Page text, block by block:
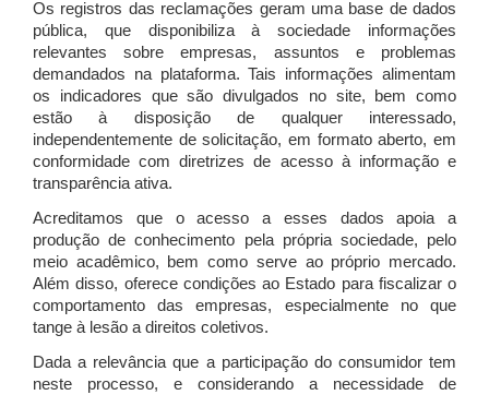
Os registros das reclamações geram uma base de dados
pública, que disponibiliza à sociedade informações
relevantes sobre empresas, assuntos e problemas
demandados na plataforma. Tais informações alimentam
os indicadores que são divulgados no site, bem como
estão à disposição de qualquer interessado,
independentemente de solicitação, em formato aberto, em
conformidade com diretrizes de acesso à informação e
transparência ativa.
Acreditamos que o acesso a esses dados apoia a
produção de conhecimento pela própria sociedade, pelo
meio acadêmico, bem como serve ao próprio mercado.
Além disso, oferece condições ao Estado para fiscalizar o
comportamento das empresas, especialmente no que
tange à lesão a direitos coletivos.
Dada a relevância que a participação do consumidor tem
neste processo, e considerando a necessidade de